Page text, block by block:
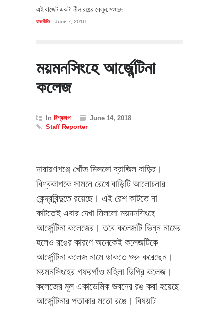
এই বাজেট একটা নীল রঙের বেলুন: মওদুদ
রাজনীতি June 7, 2018
ময়মনসিংহে আর্জেন্টিনা
কলেজ
In বিশ্বকাপ
June 14, 2018
Staff Reporter
নারায়ণগঞ্জে খোঁজ মিললো ব্রাজিল বাড়ির।
বিশ্বকাপকে সামনে রেখে বাড়িটি আলোচনার
কেন্দ্রবিন্দুতে রয়েছে। এই রেশ কাটতে না
কাটতেই এবার দেখা মিললো ময়মনসিংহে
আর্জেন্টিনা কলেজের। তবে কলেজটি ভিন্ন নামের
হলেও রঙের কারণে অনেকেই কলেজটিকে
আর্জেন্টিনা কলেজ নামে ডাকতে শুরু করেছেন।
ময়মনসিংহের গফরগাঁও মহিলা ডিগ্রি কলেজ।
কলেজের মূল একাডেমিক ভবনের রঙ করা হয়েছে
আর্জেন্টিনার পতাকার মতো রঙে। বিষয়টি